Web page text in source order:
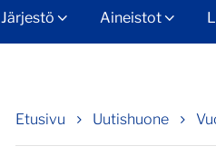
Järjestö Aineistot
Etusivu Uutishuone